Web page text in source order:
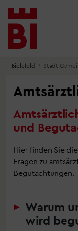
Inhalt
anspringen
Menü
anspringen
Suche
anspringen
Bielefeld
und
Hier finden Sie
Fragen zu
Begutachtungen.
Warum
wird